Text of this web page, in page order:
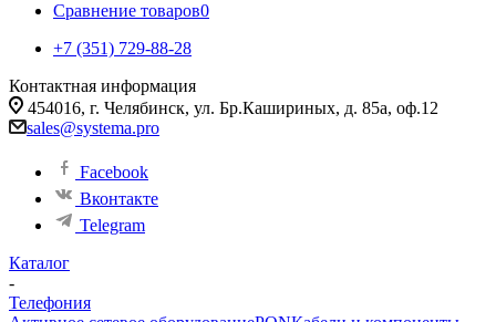
Сравнение товаров0
+7 (351) 729-88-28
Контактная информация
454016, г. Челябинск, ул. Бр.Кашириных, д. 85а, оф.12
sales@systema.pro
Facebook
Вконтакте
Telegram
Каталог
-
Телефония